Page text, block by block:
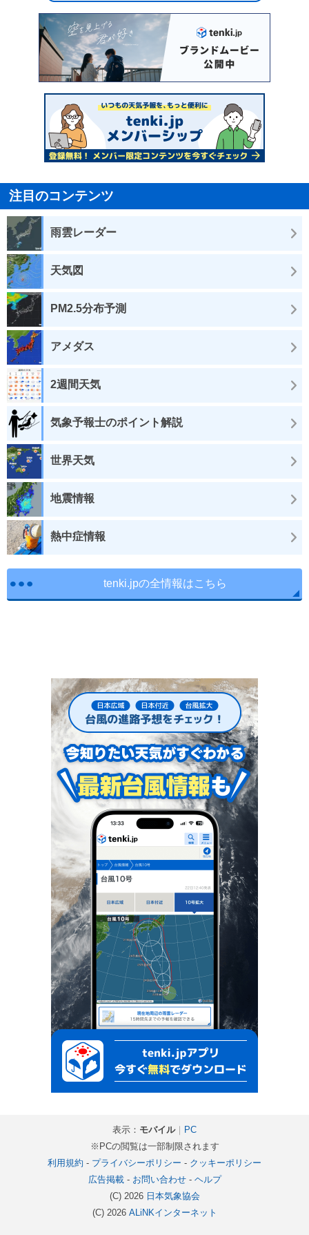
注目のコンテンツ
雨雲レーダー
天気図
PM2.5分布予測
アメダス
2週間天気
気象予報士のポイント解説
世界天気
地震情報
熱中症情報
tenki.jpの全情報はこちら
表示： モバイル｜ PC
※PCの閲覧は一部制限されます
利用規約 - プライバシーポリシー - クッキーポリシー
広告掲載- お問い合わせ- ヘルプ
(C) 2026 日本気象協会
(C) 2026 ALiNKインターネット